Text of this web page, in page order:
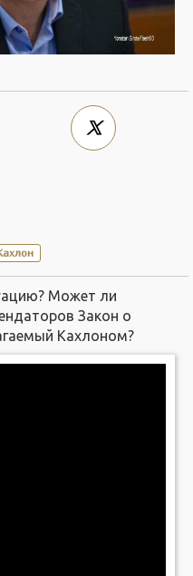
Может ли
Закон о
Кахлоном?